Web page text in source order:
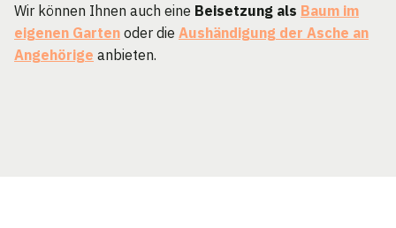
Wir können Ihnen auch eine Beisetzung als Baum im
eigenen Garten oder die Aushändigung der Asche an
Angehörige anbieten.